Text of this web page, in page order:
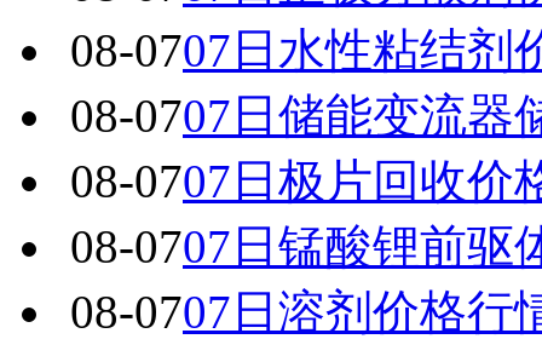
08-0707日水性粘结剂
08-0707日储能变流器
08-0707日极片回收价
08-0707日锰酸锂前驱
08-0707日溶剂价格行